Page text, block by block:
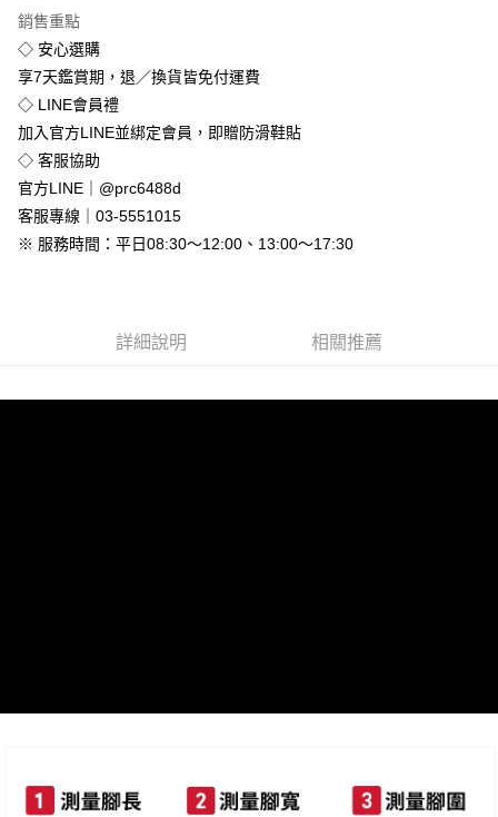
免運費
7-11付款取貨
付款後7-11取貨
每筆NT$80，滿NT$800(含以上)免運費
新竹物流
每筆NT$90，滿NT$999(含以上)免運費
【宇迅國際】限一般住址，不支援智能櫃
銷售重點
◇ 安心選購
享7天鑑賞期，退／換貨皆免付運費
◇ LINE會員禮
加入官方LINE並綁定會員，即贈防滑鞋貼
◇ 客服協助
官方LINE｜@prc6488d
客服專線｜03-5551015
※ 服務時間：平日08:30～12:00、13:00～17:30
詳細說明 相關推薦